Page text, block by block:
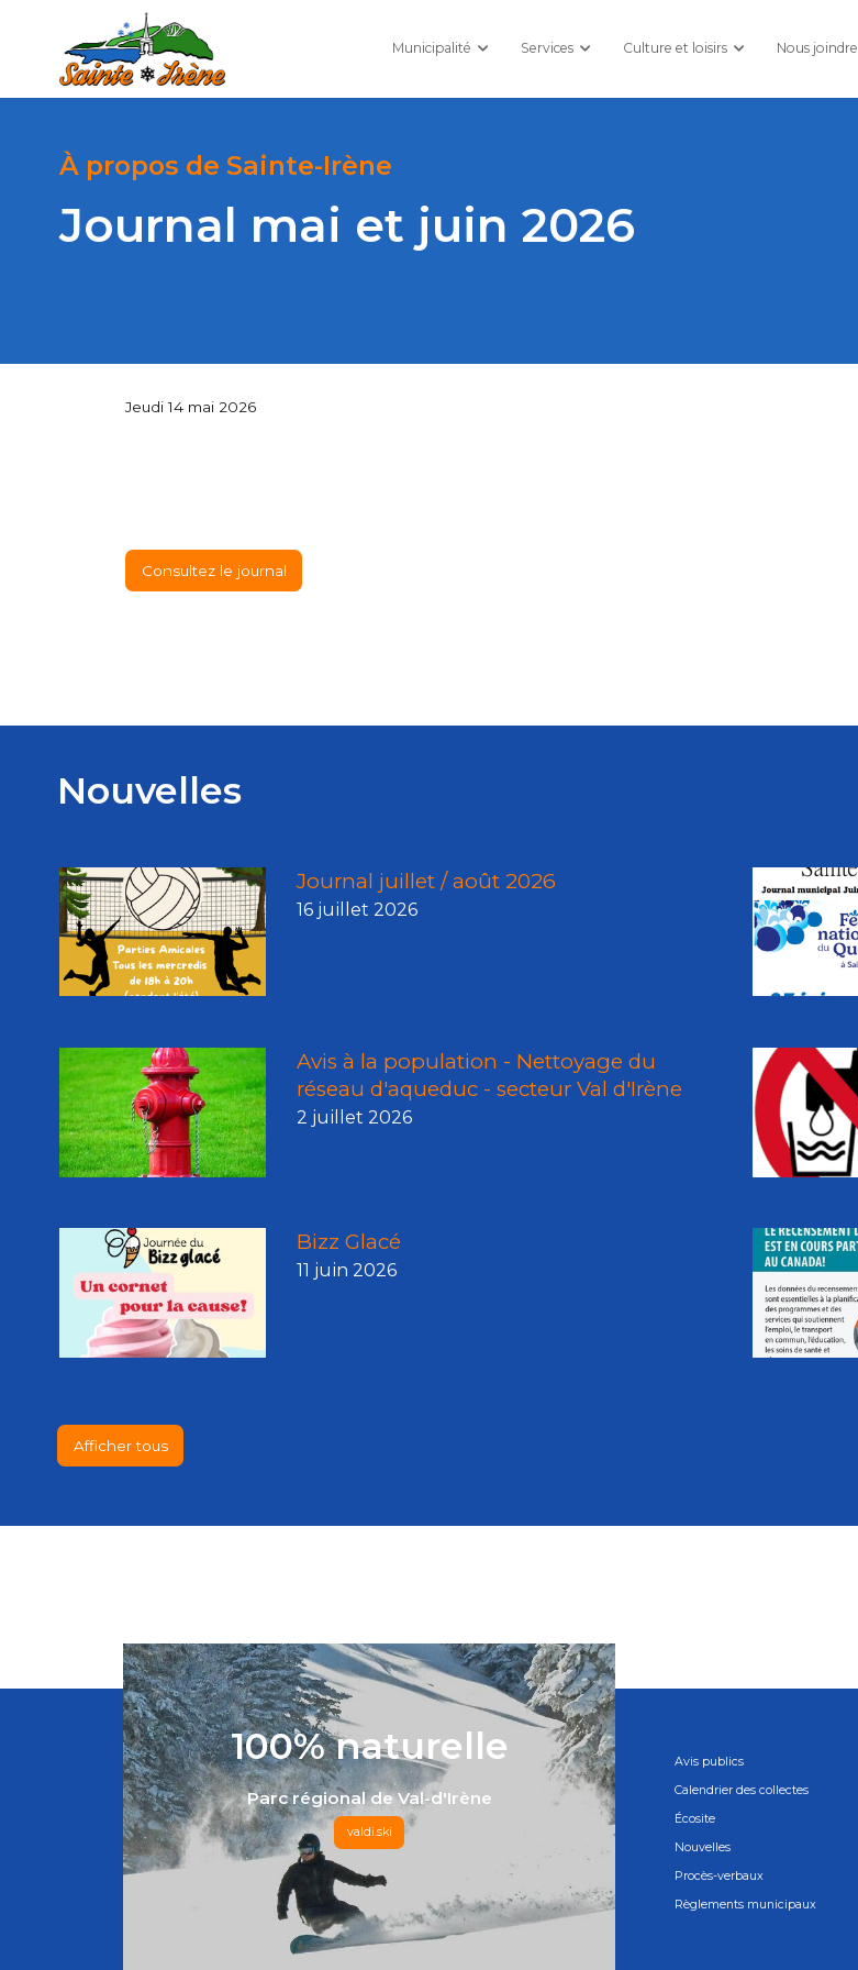
Municipalité Services Culture et loisirs Nous joindre
À propos de Sainte-Irène
Journal mai et juin 2026
Jeudi 14 mai 2026
Consultez le journal
Nouvelles
Journal juillet / août 2026
16 juillet 2026
Avis à la population - Nettoyage du
réseau d'aqueduc - secteur Val d'Irène
2 juillet 2026
Bizz Glacé
11 juin 2026
Afficher tous
100% naturelle
Parc régional de Val-d'Irène
valdi.ski
Avis publics
Calendrier des collectes
Écosite
Nouvelles
Procès-verbaux
Règlements municipaux